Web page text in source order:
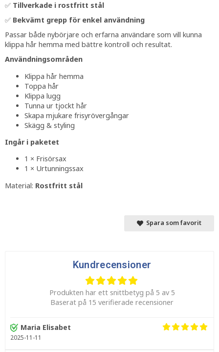
✅ Tillverkade i rostfritt stål
✅ Bekvämt grepp för enkel användning
Passar både nybörjare och erfarna användare som vill kunna
klippa hår hemma med bättre kontroll och resultat.
Användningsområden
Klippa hår hemma
Toppa hår
Klippa lugg
Tunna ur tjockt hår
Skapa mjukare frisyrövergångar
Skägg & styling
Ingår i paketet
1 × Frisörsax
1 × Urtunningssax
Material: Rostfritt stål
Spara som favorit
Kundrecensioner
Produkten har ett snittbetyg på 5 av 5
Baserat på 15 verifierade recensioner
Maria Elisabet
2025-11-11